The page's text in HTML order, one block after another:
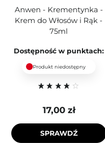
Anwen - Krementynka -
Krem do Włosów i Rąk -
75ml
Dostępność w punktach:
Produkt niedostępny
17,00 zł
SPRAWDŹ